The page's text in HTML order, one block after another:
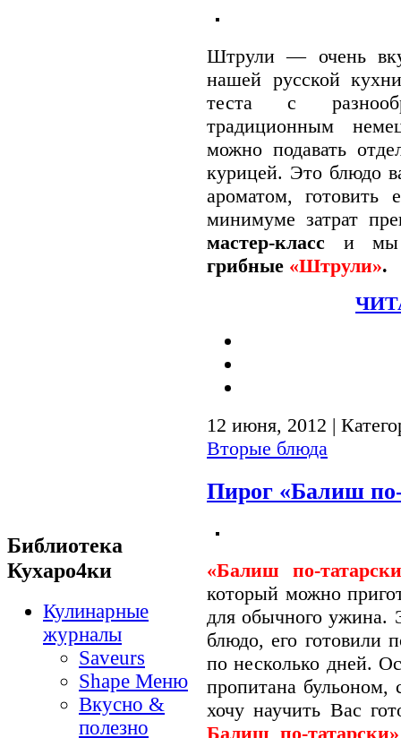
Библиотека
Кухаро4ки
Кулинарные
журналы
Saveurs
Shape Меню
Вкусно &
полезно
Штрули — очень
нашей русской
теста с
традиционным
можно подавать
курицей. Это блюдо
ароматом, готовить
минимуме затрат
мастер-класс и мы
грибные «Штрули».
12 июня, 2012 |
Вторые блюда
Пирог «Балиш
«Балиш по-
который можно
для обычного ужина.
блюдо, его готовили
по несколько дней.
пропитана
хочу научить Вас
Балиш по-